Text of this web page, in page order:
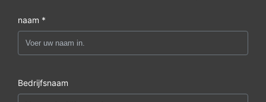
naam *
Bedrijfsnaam